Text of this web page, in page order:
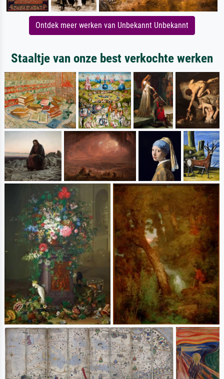
Ontdek meer werken van Unbekannt Unbekannt
Staaltje van onze best verkochte werken